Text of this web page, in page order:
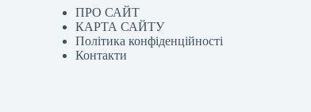
ПРО САЙТ
КАРТА САЙТУ
Політика конфіденційності
Контакти